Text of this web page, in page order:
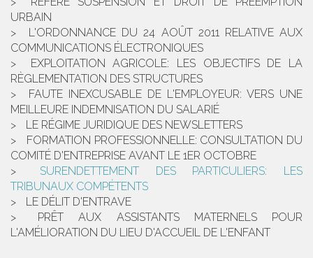
URBAIN
L'ORDONNANCE DU 24 AOÛT 2011 RELATIVE AUX
COMMUNICATIONS ÉLECTRONIQUES
EXPLOITATION AGRICOLE: LES OBJECTIFS DE LA
RÈGLEMENTATION DES STRUCTURES
FAUTE INEXCUSABLE DE L'EMPLOYEUR: VERS UNE
MEILLEURE INDEMNISATION DU SALARIÉ
LE RÉGIME JURIDIQUE DES NEWSLETTERS
FORMATION PROFESSIONNELLE: CONSULTATION DU
COMITÉ D'ENTREPRISE AVANT LE 1ER OCTOBRE
SURENDETTEMENT DES PARTICULIERS: LES
TRIBUNAUX COMPÉTENTS
LE DÉLIT D'ENTRAVE
PRÊT AUX ASSISTANTS MATERNELS POUR
L'AMÉLIORATION DU LIEU D'ACCUEIL DE L'ENFANT